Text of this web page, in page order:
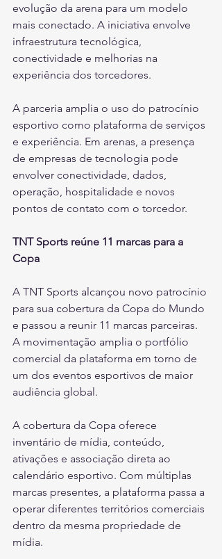
evolução da arena para um modelo
mais conectado. A iniciativa envolve
infraestrutura tecnológica,
conectividade e melhorias na
experiência dos torcedores.
A parceria amplia o uso do patrocínio
esportivo como plataforma de serviços
e experiência. Em arenas, a presença
de empresas de tecnologia pode
envolver conectividade, dados,
operação, hospitalidade e novos
pontos de contato com o torcedor.
TNT Sports reúne 11 marcas para a
Copa
A TNT Sports alcançou novo patrocínio
para sua cobertura da Copa do Mundo
e passou a reunir 11 marcas parceiras.
A movimentação amplia o portfólio
comercial da plataforma em torno de
um dos eventos esportivos de maior
audiência global.
A cobertura da Copa oferece
inventário de mídia, conteúdo,
ativações e associação direta ao
calendário esportivo. Com múltiplas
marcas presentes, a plataforma passa a
operar diferentes territórios comerciais
dentro da mesma propriedade de
mídia.